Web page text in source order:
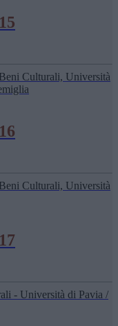
Culturali, Università
Culturali, Università
- Università di Pavia /